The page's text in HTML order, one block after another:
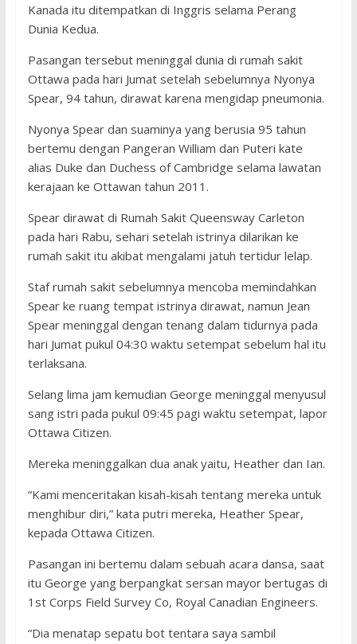
Kanada itu ditempatkan di Inggris selama Perang
Dunia Kedua.
Pasangan tersebut meninggal dunia di rumah sakit
Ottawa pada hari Jumat setelah sebelumnya Nyonya
Spear, 94 tahun, dirawat karena mengidap pneumonia.
Nyonya Spear dan suaminya yang berusia 95 tahun
bertemu dengan Pangeran William dan Puteri kate
alias Duke dan Duchess of Cambridge selama lawatan
kerajaan ke Ottawan tahun 2011.
Spear dirawat di Rumah Sakit Queensway Carleton
pada hari Rabu, sehari setelah istrinya dilarikan ke
rumah sakit itu akibat mengalami jatuh tertidur lelap.
Staf rumah sakit sebelumnya mencoba memindahkan
Spear ke ruang tempat istrinya dirawat, namun Jean
Spear meninggal dengan tenang dalam tidurnya pada
hari Jumat pukul 04:30 waktu setempat sebelum hal itu
terlaksana.
Selang lima jam kemudian George meninggal menyusul
sang istri pada pukul 09:45 pagi waktu setempat, lapor
Ottawa Citizen.
Mereka meninggalkan dua anak yaitu, Heather dan Ian.
“Kami menceritakan kisah-kisah tentang mereka untuk
menghibur diri,” kata putri mereka, Heather Spear,
kepada Ottawa Citizen.
Pasangan ini bertemu dalam sebuah acara dansa, saat
itu George yang berpangkat sersan mayor bertugas di
1st Corps Field Survey Co, Royal Canadian Engineers.
“Dia menatap sepatu bot tentara saya sambil